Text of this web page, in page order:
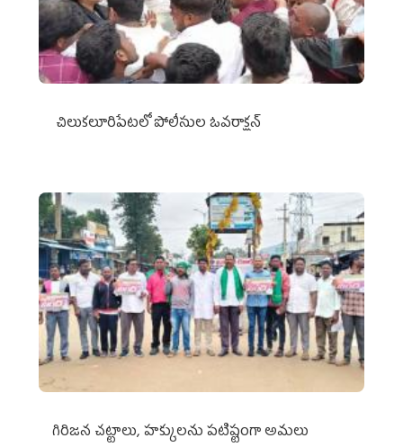
చిలుక‌లూరిపేట‌లో పోలీసుల ఓవ‌రాక్ష‌న్‌
గిరిజన చట్టాలు, హక్కులను పటిష్టంగా అమలు